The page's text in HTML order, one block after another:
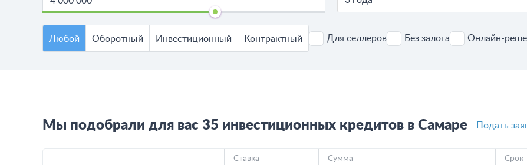
Любой Оборотный Инвестиционный Контрактный Для селлеров Без залога Онлайн-
Мы подобрали для вас 35 инвестиционных кредитов в Самаре Подать
Ставка Сумма Срок